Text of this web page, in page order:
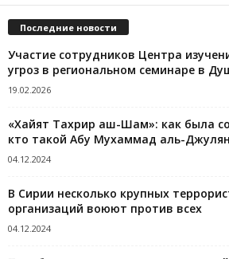
Последние новости
Участие сотрудников Центра
угроз в региональном семинаре в
19.02.2026
«Хайят Тахрир аш-Шам»: как была
кто такой Абу Мухаммад аль-
04.12.2024
В Сирии несколько крупных
организаций воюют против всех
04.12.2024